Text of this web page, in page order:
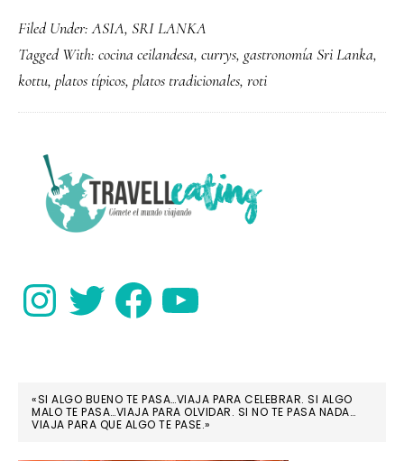
en
Sri
Lanka
platos
Filed Under:ASIA, SRI LANKA
Tagged With: cocina ceilandesa, currys, gastronomía Sri Lanka,
kottu, platos típicos, platos tradicionales, roti
PRIMARY
SIDEBAR
InstagramTwitter FacebookYouTube
«SI ALGO BUENO TE PASA…VIAJA PARA CELEBRAR. SI ALGO
MALO TE PASA…VIAJA PARA OLVIDAR. SI NO TE PASA NADA…
VIAJA PARA QUE ALGO TE PASE.»